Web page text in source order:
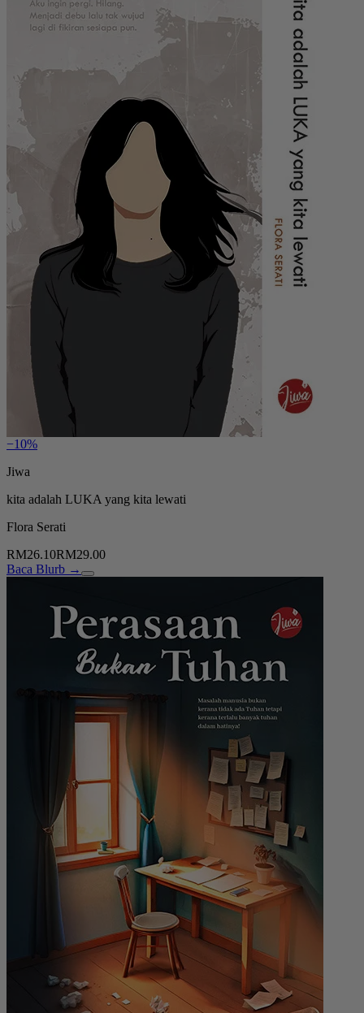
−10%
Jiwa
kita adalah LUKA yang kita lewati
Flora Serati
RM26.10RM29.00
Baca Blurb →